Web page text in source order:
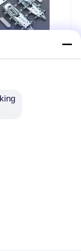
अंडर कैबिनेट सपोर्ट